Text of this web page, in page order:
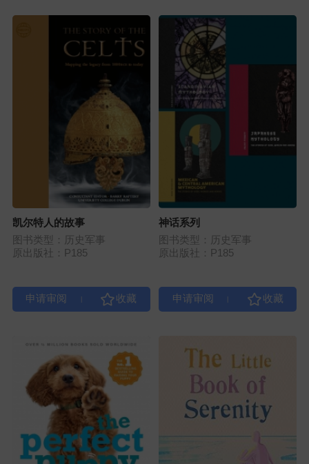
凯尔特人的故事
图书类型：历史军事
原出版社：P185
神话系列
图书类型：历史军事
原出版社：P185